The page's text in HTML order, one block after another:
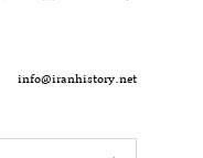
info@iranhistory.net